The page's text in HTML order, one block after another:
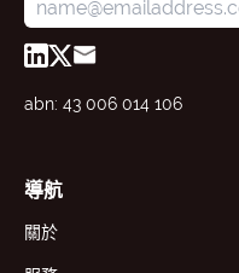
abn: 43 006 014 106
導航
關於